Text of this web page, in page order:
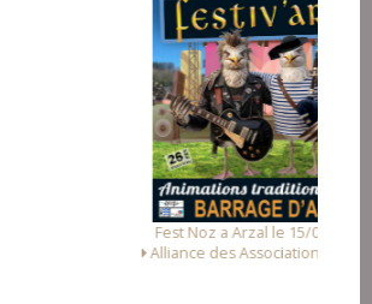
Fest Noz a Arzal le 15/08/2026
Alliance des Associations d'Arzal